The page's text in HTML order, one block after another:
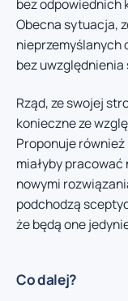
bez odpowiednich
Obecna sytuacja,
nieprzemyślanych
bez
Rząd, ze swojej
konieczne ze
Proponuje
miałyby
nowymi
podchodzą
że będą one
Co dalej?